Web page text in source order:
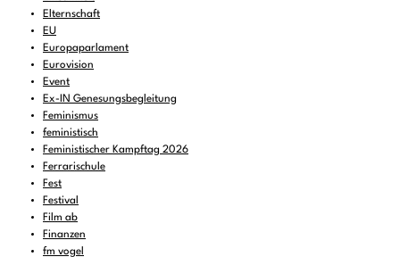
Elternschaft
EU
Europaparlament
Eurovision
Event
Ex-IN Genesungsbegleitung
Feminismus
feministisch
Feministischer Kampftag 2026
Ferrarischule
Fest
Festival
Film ab
Finanzen
fm vogel